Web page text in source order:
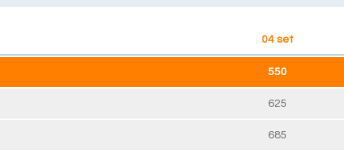
04 set
550
625
685